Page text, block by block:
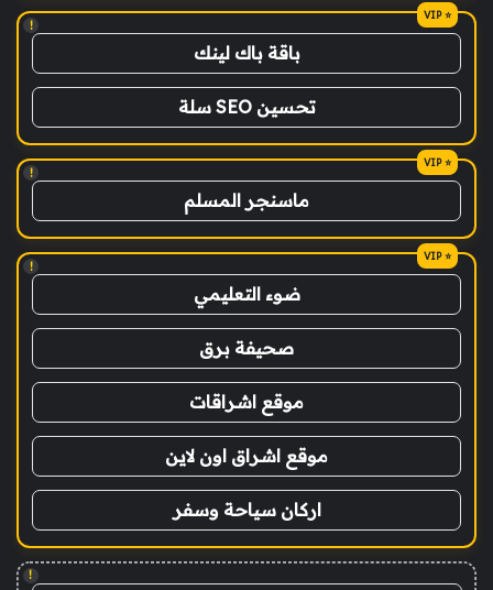
!
باقة باك لينك
تحسين SEO سلة
!
ماسنجر المسلم
!
ضوء التعليمي
صحيفة برق
موقع اشراقات
موقع اشراق اون لاين
اركان سياحة وسفر
!